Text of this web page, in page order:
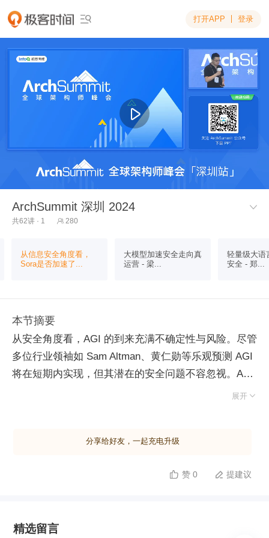
 打开APP 登录
ArchSummit 深圳 2024 
共62讲 · 1  280
从信息安全角度看，
Sora是否加速了...
大模型加速安全走向真
运营 - 梁...
轻量级大语
安全 - 郑...
本节摘要
从安全角度看，AGI 的到来充满不确定性与风险。尽管
多位行业领袖如 Sam Altman、黄仁勋等乐观预测 AGI
将在短期内实现，但其潜在的安全问题不容忽视。AGI
可能带来的超级智能将对社会产生巨大影响，甚至可能
洞。GPT-4 等大模型虽然通过了图灵测试，但在实际
问题难以解决。OpenAI 的安全状况堪比 90 年代的
识，因为 AGI 的实现意味着巨大的经济和军事优势。
展开 
分享给好友，一起充电升级
 赞 0  提建议
精选留言